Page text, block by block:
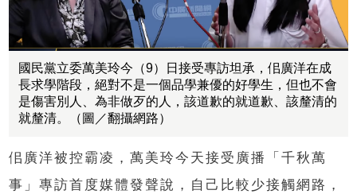
國民黨立委萬美玲今（9）日接受專訪坦承，佀廣洋在成
長求學階段，絕對不是一個品學兼優的好學生，但也不會
是傷害別人、為非做歹的人，該道歉的就道歉、該釐清的
就釐清。（圖／翻攝網路）
佀廣洋被控霸凌，萬美玲今天接受廣播「千秋萬
事」專訪首度媒體發聲說，自己比較少接觸網路，